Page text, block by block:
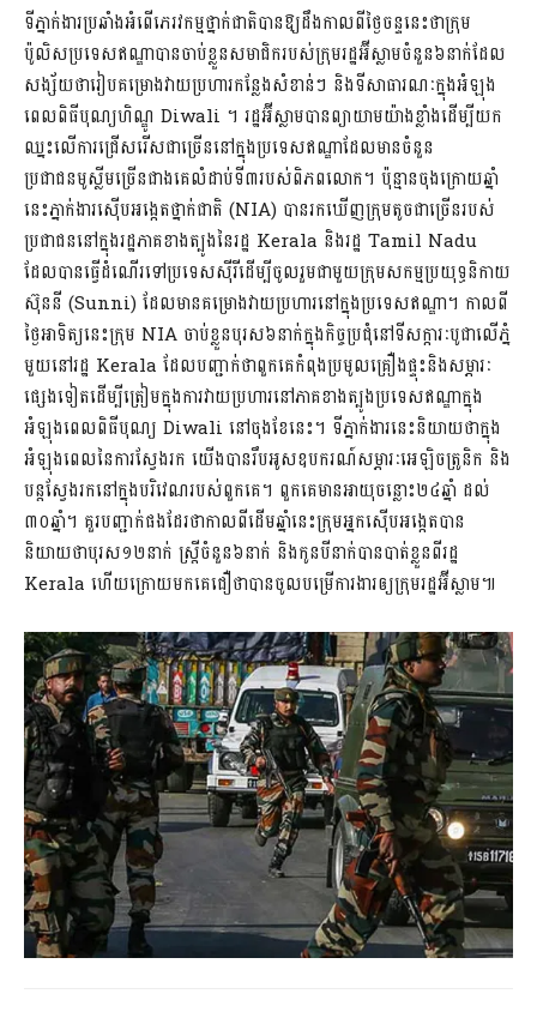
ទីភ្នាក់ងារប្រឆាំងអំពើភេរវកម្មថ្នាក់ជាតិបានឱ្យដឹងកាលពីថ្ងៃចន្ទនេះថាក្រុម
ប៉ូលិសប្រទេសឥណ្ឌាបានចាប់ខ្លួនសមាជិករបស់ក្រុមរដ្ឋអ៊ីស្លាមចំនួន៦នាក់ដែល
សង្ស័យថារៀបគម្រោងវាយប្រហារកន្លែងសំខាន់ៗ និងទីសាធារណៈក្នុងអំឡុង
ពេលពិធីបុណ្យហិណ្ឌូ Diwali ។ រដ្ឋអ៊ីស្លាមបានព្យាយាមយ៉ាងខ្លាំងដើម្បីយក
ឈ្នះលើការជ្រើសរើសជាច្រើននៅក្នុងប្រទេសឥណ្ឌាដែលមានចំនួន
ប្រជាជនមូស្លីមច្រើនជាងគេលំដាប់ទី៣របស់ពិភពលោក។ ប៉ុន្មានចុងក្រោយឆ្នាំ
នេះភ្នាក់ងារស៊ើបអង្កេតថ្នាក់ជាតិ (NIA) បានរកឃើញក្រុមតូចជាច្រើនរបស់
ប្រជាជននៅក្នុងរដ្ឋភាគខាងត្បូងនៃរដ្ឋ Kerala និងរដ្ឋ Tamil Nadu
ដែលបានធ្វើដំណើរទៅប្រទេសស៊ីរីដើម្បីចូលរួមជាមួយក្រុមសកម្មប្រយុទ្ធនិកាយ
ស៊ុននី (Sunni) ដែលមានគម្រោងវាយប្រហារនៅក្នុងប្រទេសឥណ្ឌា។ កាលពី
ថ្ងៃអាទិត្យនេះក្រុម NIA ចាប់ខ្លួនបុរស៦នាក់ក្នុងកិច្ចប្រជុំនៅទីសក្ការៈបូជាលើភ្នំ
មួយនៅរដ្ឋ Kerala ដែលបញ្ជាក់ថាពួកគេកំពុងប្រមូលគ្រឿងផ្ទុះនិងសម្ភារៈ
ផ្សេងទៀតដើម្បីត្រៀមក្នុងការវាយប្រហារនៅភាគខាងត្បូងប្រទេសឥណ្ឌាក្នុង
អំឡុងពេលពិធីបុណ្យ Diwali នៅចុងខែនេះ។ ទីភ្នាក់ងារនេះនិយាយថាក្នុង
អំឡុងពេលនៃការស្វែងរក យើងបានរឹបអូសឧបករណ៍សម្ភារៈអេឡិចត្រូនិក និង
បន្តស្វែងរកនៅក្នុងបរិវេណរបស់ពួកគេ។ ពួកគេមានអាយុចន្លោះ២៤ឆ្នាំ ដល់
៣០ឆ្នាំ។ គួរបញ្ជាក់ផងដែរថាកាលពីដើមឆ្នាំនេះក្រុមអ្នកស៊ើបអង្កេតបាន
និយាយថាបុរស១២នាក់ ស្ត្រីចំនួន៦នាក់ និងកូនបីនាក់បានបាត់ខ្លួនពីរដ្ឋ
Kerala ហើយក្រោយមកគេជឿថាបានចូលបម្រើការងារឲ្យក្រុមរដ្ឋអ៊ីស្លាម៕